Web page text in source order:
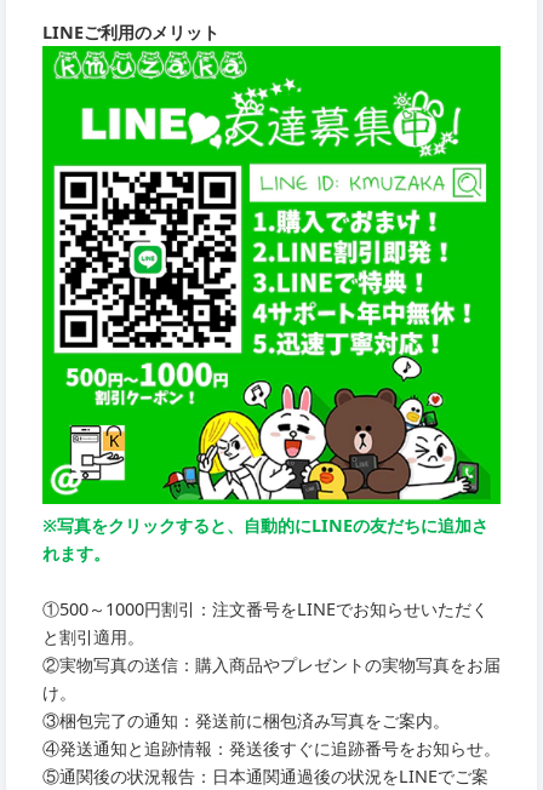
LINEご利用のメリット
※写真をクリックすると、自動的にLINEの友だちに追加さ
れます。
①500～1000円割引：注文番号をLINEでお知らせいただく
と割引適用。
②実物写真の送信：購入商品やプレゼントの実物写真をお届
け。
③梱包完了の通知：発送前に梱包済み写真をご案内。
④発送通知と追跡情報：発送後すぐに追跡番号をお知らせ。
⑤通関後の状況報告：日本通関通過後の状況をLINEでご案